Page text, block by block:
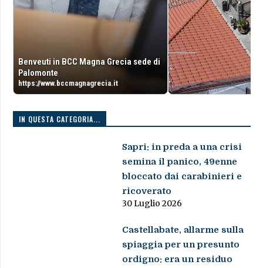
Benveuti in BCC Magna Grecia sede di
Palomonte
https://www.bccmagnagrecia.it
IN QUESTA CATEGORIA...
Sapri: in preda a una crisi
semina il panico, 49enne
bloccato dai carabinieri e
ricoverato
30 Luglio 2026
Castellabate, allarme sulla
spiaggia per un presunto
ordigno: era un residuo